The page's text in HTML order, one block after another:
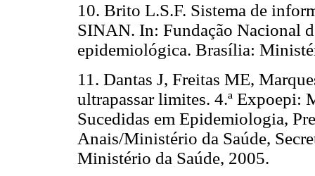
10. Brito L.S.F. Sistema de
SINAN. In: Fundação Nacional
epidemiológica. Brasília:
11. Dantas J, Freitas ME,
ultrapassar limites. 4.ª Expoepi:
Sucedidas em Epidemiologia,
Anais/Ministério da Saúde,
Ministério da Saúde, 2005.